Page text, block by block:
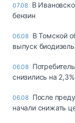
07.08 В
бензин
06.08 В Томской
выпуск
06.08
снизились на 2,3%
06.08 После
начали снижать